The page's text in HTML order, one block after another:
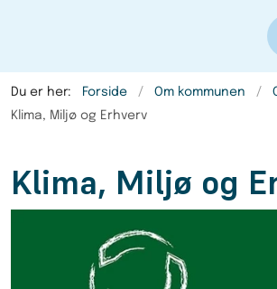
Du er her: Forside Om kommunen
Klima, Miljø og Erhverv
Klima, Miljø og